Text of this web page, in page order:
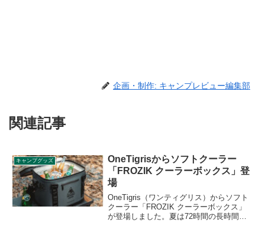
企画・制作: キャンプレビュー編集部
関連記事
キャンプグッズ
OneTigrisからソフトクーラー
「FROZIK クーラーボックス」登
場
OneTigris（ワンティグリス）からソフト
クーラー「FROZIK クーラーボックス」
が登場しました。夏は72時間の長時間保